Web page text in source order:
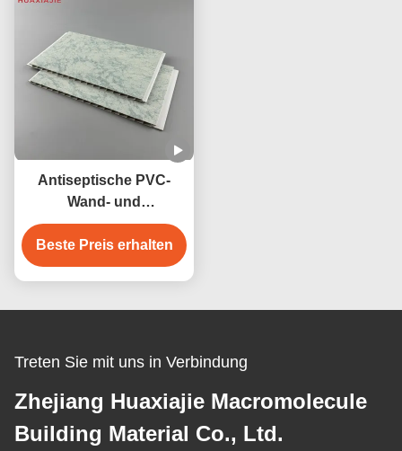
Antiseptische PVC-
Wand- und
Deckenplatten 250 mm
Breite Wasserdicht
Antikorrosive
Beste Preis erhalten
Treten Sie mit uns in Verbindung
Zhejiang Huaxiajie Macromolecule
Building Material Co., Ltd.